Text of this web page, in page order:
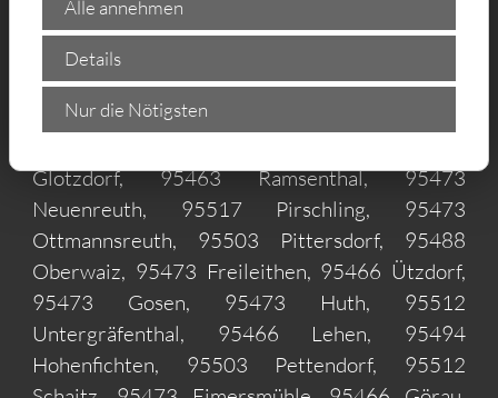
95494 Gesees, 95463 Allersdorf, 95463
Crottendorf, 95488 Lohe, 95517 Schamelsberg,
95473 Kamerun, 95466 Döhlau, 95500
Altenplos, 95473 Culmberg, 95473
Glotzdorf, 95463 Ramsenthal, 95473
Neuenreuth, 95517 Pirschling, 95473
Ottmannsreuth, 95503 Pittersdorf, 95488
Oberwaiz, 95473 Freileithen, 95466 Ützdorf,
95473 Gosen, 95473 Huth, 95512
Untergräfenthal, 95466 Lehen, 95494
Hohenfichten, 95503 Pettendorf, 95512
Alle annehmen
Details
Nur die Nötigsten